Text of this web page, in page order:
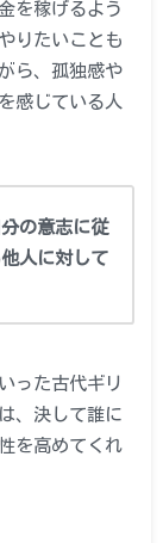
を稼げるよう
りたいことも
ら、孤独感や
感じている人
の意志に従
人に対して
った古代ギリ
、決して誰に
を高めてくれ